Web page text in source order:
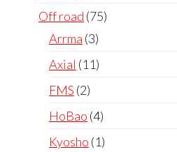
producto
Off road 7575
Arrma 33
productos
Axial 1111
FMS 22
productos
HoBao 44
productos
Kyosho 11